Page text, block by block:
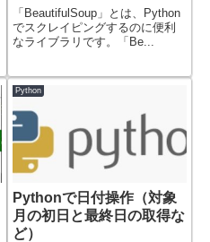
「BeautifulSoup」とは、Python
でスクレイピングするのに便利
なライブラリです。「Be...
Python
Pythonで日付操作（対象
月の初日と最終日の取得な
ど）